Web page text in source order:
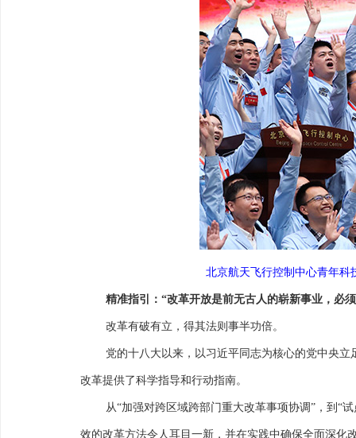
北京航天飞行控制中心青年科
精准指引：“改革开放是前无古人的崭新事业，必
改革有破有立，得其法则事半功倍。
党的十八大以来，以习近平同志为核心的党中央
改革提供了科学指导和行动指南。
从“加强对跨区域跨部门重大改革事项协调”，到“
效的改革方法令人耳目一新，并在实践中确保全面深化